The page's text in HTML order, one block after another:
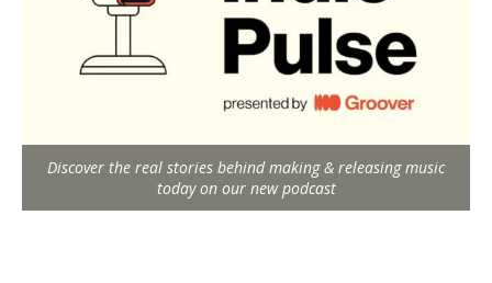
Discover the real stories behind making & releasing music
today on our new podcast